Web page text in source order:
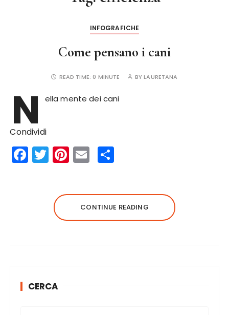
INFOGRAFICHE
Come pensano i cani
READ TIME: 0 MINUTE BYLAURETANA
N ella mente dei cani
Condividi
F
a
T
w
te
r
Pi
n
re
st
E
m
l re
CONTINUE READING
CERCA